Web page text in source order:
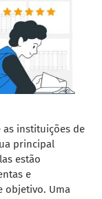
as instituições de
principal
estão
e
objetivo. Uma